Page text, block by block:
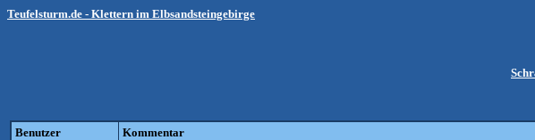
Teufelsturm.de - Klettern im Elbsandsteingebirge
Benutzer Kommentar